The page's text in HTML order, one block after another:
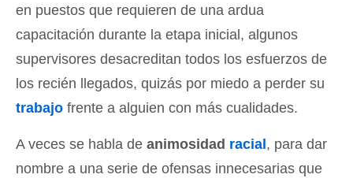
en puestos que requieren de una ardua
capacitación durante la etapa inicial, algunos
supervisores desacreditan todos los esfuerzos de
los recién llegados, quizás por miedo a perder su
trabajo frente a alguien con más cualidades.
A veces se habla de animosidad racial , para dar
nombre a una serie de ofensas innecesarias que